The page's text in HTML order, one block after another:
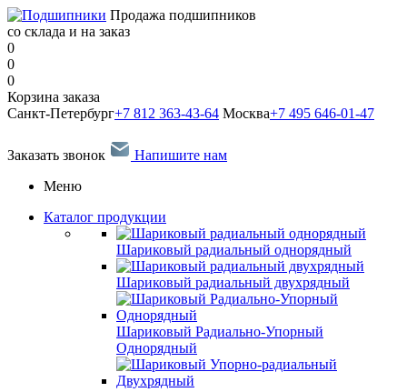
Продажа подшипников
со склада и на заказ
0
0
0
Корзина заказа
Санкт-Петербург+7 812 363-43-64 Москва+7 495 646-01-47
Заказать звонок
Напишите нам
Меню
Каталог продукции
Шариковый радиальный однорядный
Шариковый радиальный двухрядный
Шариковый Радиально-Упорный
Однорядный